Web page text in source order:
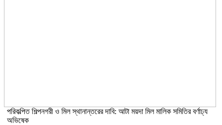
পরিকল্পিত শিল্পনগরী ও মিল স্থানান্তরের দাবি: আটা ময়দা মিল মালিক সমিতির বর্ণাঢ্য
অভিষেক